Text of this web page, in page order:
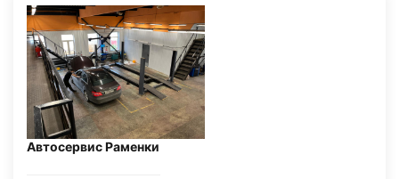
Автосервис Раменки